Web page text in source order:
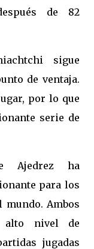
de 82
sigue
de ventaja.
por lo que
serie de
Ajedrez ha
para los
mundo. Ambos
alto nivel de
jugadas